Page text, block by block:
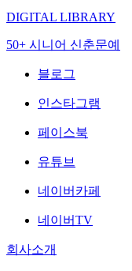
DIGITAL LIBRARY
50+ 시니어 신춘문예
블로그
인스타그램
페이스북
유튜브
네이버카페
네이버TV
회사소개